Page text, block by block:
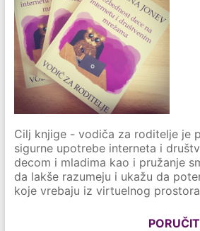
Cilj knjige - vodiča za roditelje je
sigurne upotrebe interneta i
decom i mladima kao i pružanje
da lakše razumeju i ukažu da
koje vrebaju iz virtuelnog